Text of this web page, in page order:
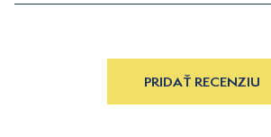
PRIDAŤ RECENZIU